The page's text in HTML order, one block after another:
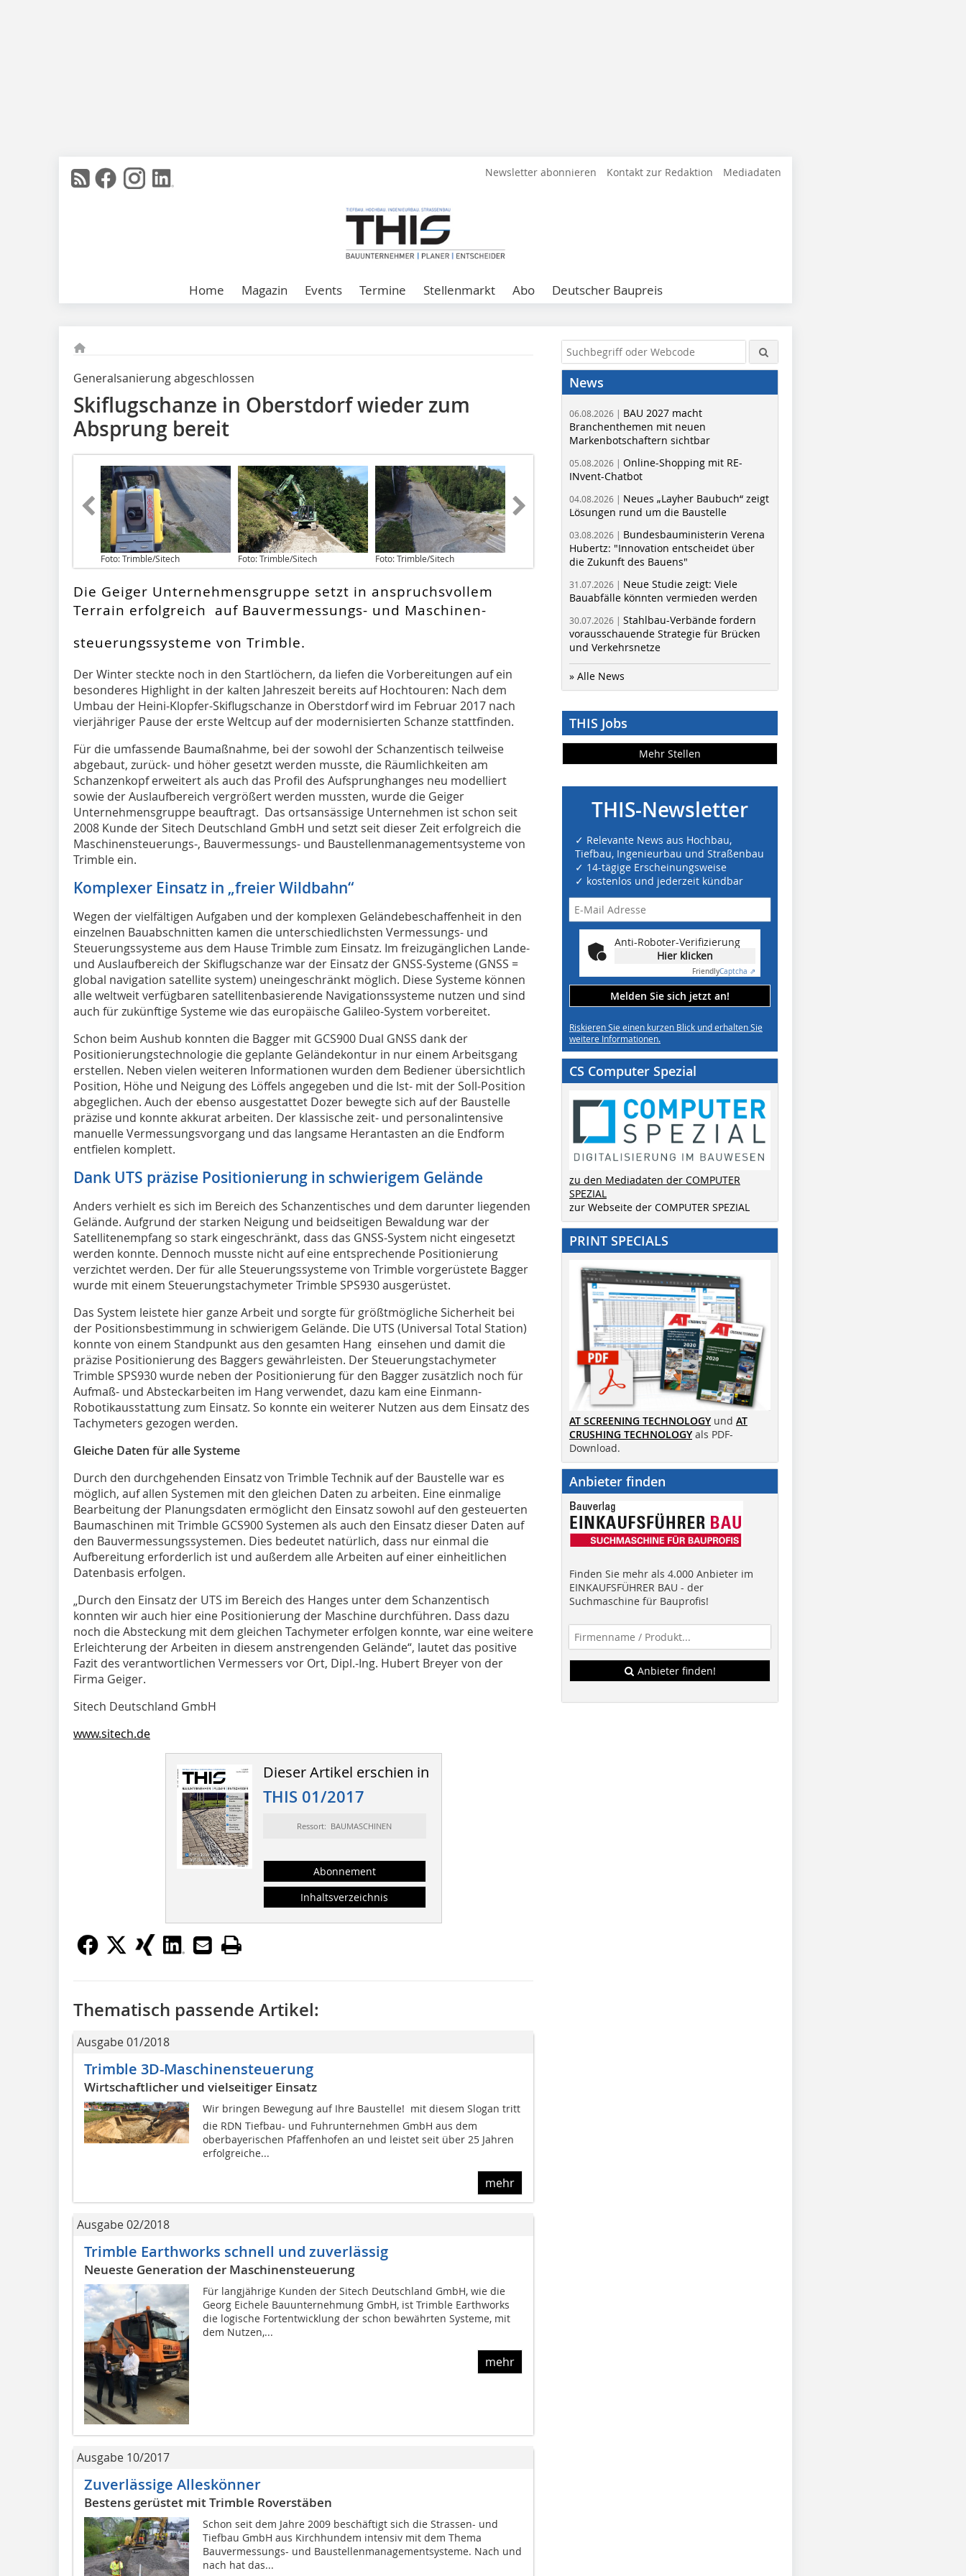
Newsletter abonnieren Kontakt zur Redaktion Mediadaten
Home Magazin Events Termine Stellenmarkt Abo Deutscher Baupreis
Generalsanierung abgeschlossen
Skiflugschanze in Oberstdorf wieder zum
Absprung bereit
Foto: Trimble/Sitech Foto: Trimble/Sitech Foto: Trimble/Sitech
Die Geiger Unternehmensgruppe setzt in anspruchsvollem
Terrain erfolgreich auf Bauvermessungs- und Maschinen-
steuerungssysteme von Trimble.
Der Winter steckte noch in den Startlöchern, da liefen die Vorbereitungen auf ein
besonderes Highlight in der kalten Jahreszeit bereits auf Hochtouren: Nach dem
Umbau der Heini-Klopfer-Skiflugschanze in Oberstdorf wird im Februar 2017 nach
vierjähriger Pause der erste Weltcup auf der modernisierten Schanze stattfinden.
Für die umfassende Baumaßnahme, bei der sowohl der Schanzentisch teilweise
abgebaut, zurück- und höher gesetzt werden musste, die Räumlichkeiten am
Schanzenkopf erweitert als auch das Profil des Aufsprunghanges neu modelliert
sowie der Auslaufbereich vergrößert werden mussten, wurde die Geiger
Unternehmensgruppe beauftragt. Das ortsansässige Unternehmen ist schon seit
2008 Kunde der Sitech Deutschland GmbH und setzt seit dieser Zeit erfolgreich die
Maschinensteuerungs-, Bauvermessungs- und Baustellenmanagementsysteme von
Trimble ein.
Komplexer Einsatz in „freier Wildbahn“
Wegen der vielfältigen Aufgaben und der komplexen Geländebeschaffenheit in den
einzelnen Bauabschnitten kamen die unterschiedlichsten Vermessungs- und
Steuerungssysteme aus dem Hause Trimble zum Einsatz. Im freizugänglichen Lande-
und Auslaufbereich der Skiflugschanze war der Einsatz der GNSS-Systeme (GNSS =
global navigation satellite system) uneingeschränkt möglich. Diese Systeme können
alle weltweit verfügbaren satellitenbasierende Navigationssysteme nutzen und sind
auch für zukünftige Systeme wie das europäische Galileo-System vorbereitet.
Schon beim Aushub konnten die Bagger mit GCS900 Dual GNSS dank der
Positionierungstechnologie die geplante Geländekontur in nur einem Arbeitsgang
erstellen. Neben vielen weiteren Informationen wurden dem Bediener übersichtlich
Position, Höhe und Neigung des Löffels angegeben und die Ist- mit der Soll-Position
abgeglichen. Auch der ebenso ausgestattet Dozer bewegte sich auf der Baustelle
präzise und konnte akkurat arbeiten. Der klassische zeit- und personalintensive
manuelle Vermessungsvorgang und das langsame Herantasten an die Endform
entfielen komplett.
Dank UTS präzise Positionierung in schwierigem Gelände
Anders verhielt es sich im Bereich des Schanzentisches und dem darunter liegenden
Gelände. Aufgrund der starken Neigung und beidseitigen Bewaldung war der
Satellitenempfang so stark eingeschränkt, dass das GNSS-System nicht eingesetzt
werden konnte. Dennoch musste nicht auf eine entsprechende Positionierung
verzichtet werden. Der für alle Steuerungssysteme von Trimble vorgerüstete Bagger
wurde mit einem Steuerungstachymeter Trimble SPS930 ausgerüstet.
Das System leistete hier ganze Arbeit und sorgte für größtmögliche Sicherheit bei
der Positionsbestimmung in schwierigem Gelände. Die UTS (Universal Total Station)
konnte von einem Standpunkt aus den gesamten Hang einsehen und damit die
präzise Positionierung des Baggers gewährleisten. Der Steuerungstachymeter
Trimble SPS930 wurde neben der Positionierung für den Bagger zusätzlich noch für
Aufmaß- und Absteckarbeiten im Hang verwendet, dazu kam eine Einmann-
Robotikausstattung zum Einsatz. So konnte ein weiterer Nutzen aus dem Einsatz des
Tachymeters gezogen werden.
Gleiche Daten für alle Systeme
Durch den durchgehenden Einsatz von Trimble Technik auf der Baustelle war es
möglich, auf allen Systemen mit den gleichen Daten zu arbeiten. Eine einmalige
Bearbeitung der Planungsdaten ermöglicht den Einsatz sowohl auf den gesteuerten
Baumaschinen mit Trimble GCS900 Systemen als auch den Einsatz dieser Daten auf
den Bauvermessungssystemen. Dies bedeutet natürlich, dass nur einmal die
Aufbereitung erforderlich ist und außerdem alle Arbeiten auf einer einheitlichen
Datenbasis erfolgen.
„Durch den Einsatz der UTS im Bereich des Hanges unter dem Schanzentisch
konnten wir auch hier eine Positionierung der Maschine durchführen. Dass dazu
noch die Absteckung mit dem gleichen Tachymeter erfolgen konnte, war eine weitere
Erleichterung der Arbeiten in diesem anstrengenden Gelände“, lautet das positive
Fazit des verantwortlichen Vermessers vor Ort, Dipl.-Ing. Hubert Breyer von der
Firma Geiger.
Sitech Deutschland GmbH
www.sitech.de
Dieser Artikel erschien in
THIS 01/2017
Ressort: BAUMASCHINEN
Abonnement
Inhaltsverzeichnis
Thematisch passende Artikel:
Ausgabe 01/2018
Trimble 3D-Maschinensteuerung
Wirtschaftlicher und vielseitiger Einsatz
Wir bringen Bewegung auf Ihre Baustelle!  mit diesem Slogan tritt
die RDN Tiefbau- und Fuhrunternehmen GmbH aus dem
oberbayerischen Pfaffenhofen an und leistet seit über 25 Jahren
erfolgreiche...
mehr
Ausgabe 02/2018
Trimble Earthworks schnell und zuverlässig
Neueste Generation der Maschinensteuerung
Für langjährige Kunden der Sitech Deutschland GmbH, wie die
Georg Eichele Bauunternehmung GmbH, ist Trimble Earthworks
die logische Fortentwicklung der schon bewährten Systeme, mit
dem Nutzen,...
mehr
Ausgabe 10/2017
Zuverlässige Alleskönner
Bestens gerüstet mit Trimble Roverstäben
Schon seit dem Jahre 2009 beschäftigt sich die Strassen- und
Tiefbau GmbH aus Kirchhundem intensiv mit dem Thema
Bauvermessungs- und Baustellenmanagementsysteme. Nach und
nach hat das...
News
06.08.2026 | BAU 2027 macht
Branchenthemen mit neuen
Markenbotschaftern sichtbar
05.08.2026 | Online-Shopping mit RE-
INvent-Chatbot
04.08.2026 | Neues „Layher Baubuch“ zeigt
Lösungen rund um die Baustelle
03.08.2026 | Bundesbauministerin Verena
Hubertz: "Innovation entscheidet über
die Zukunft des Bauens"
31.07.2026 | Neue Studie zeigt: Viele
Bauabfälle könnten vermieden werden
30.07.2026 | Stahlbau-Verbände fordern
vorausschauende Strategie für Brücken
und Verkehrsnetze
» Alle News
THIS Jobs
Mehr Stellen
THIS-Newsletter
✓ Relevante News aus Hochbau,
Tiefbau, Ingenieurbau und Straßenbau
✓ 14-tägige Erscheinungsweise
✓ kostenlos und jederzeit kündbar
Anti-Roboter-Verifizierung
Hier klicken
FriendlyCaptcha ⇗
Melden Sie sich jetzt an!
Riskieren Sie einen kurzen Blick und erhalten Sie
weitere Informationen.
CS Computer Spezial
zu den Mediadaten der COMPUTER
SPEZIAL
zur Webseite der COMPUTER SPEZIAL
PRINT SPECIALS
AT SCREENING TECHNOLOGY und AT
CRUSHING TECHNOLOGY als PDF-
Download.
Anbieter finden
Finden Sie mehr als 4.000 Anbieter im
EINKAUFSFÜHRER BAU - der
Suchmaschine für Bauprofis!
Anbieter finden!